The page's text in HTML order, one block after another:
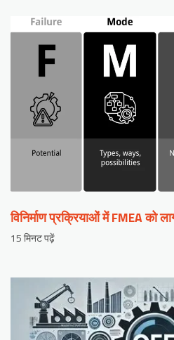
विनिर्माण प्रक्रियाओं में FMEA को
15 मिनट पढ़ें